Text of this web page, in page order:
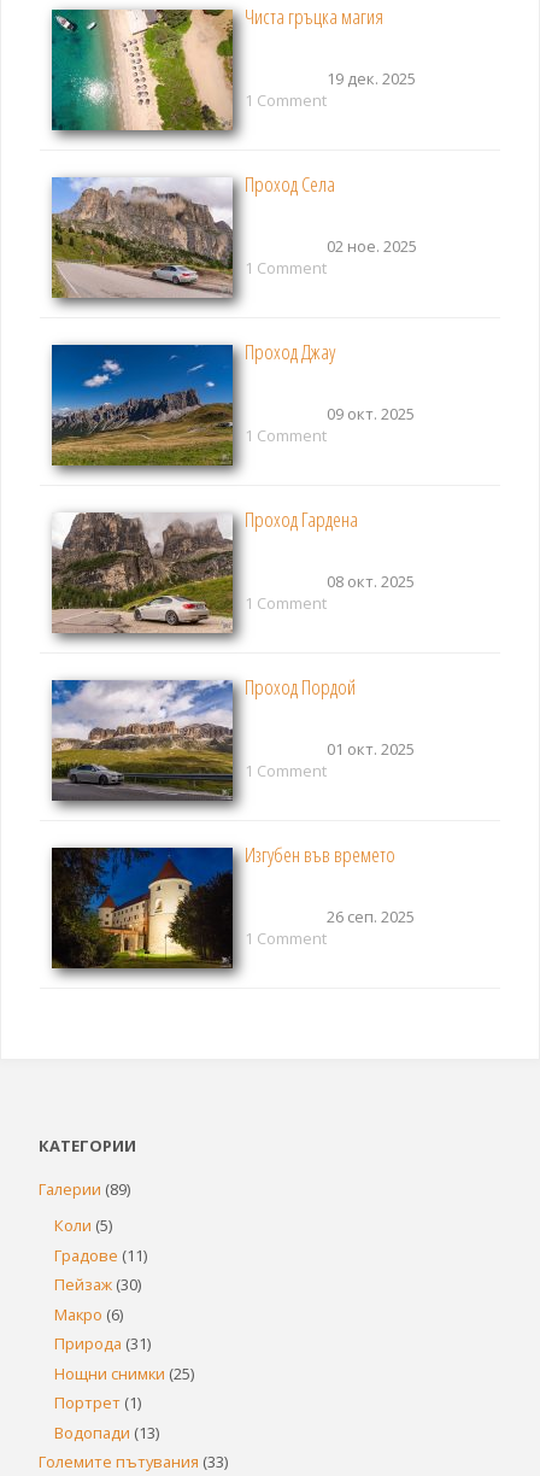
Чиста гръцка магия
19 дек. 2025
1 Comment
Проход Села
02 ное. 2025
1 Comment
Проход Джау
09 окт. 2025
1 Comment
Проход Гардена
08 окт. 2025
1 Comment
Проход Пордой
01 окт. 2025
1 Comment
Изгубен във времето
26 сеп. 2025
1 Comment
КАТЕГОРИИ
Галерии (89)
Коли (5)
Градове (11)
Пейзаж (30)
Макро (6)
Природа (31)
Нощни снимки (25)
Портрет (1)
Водопади (13)
Големите пътувания (33)